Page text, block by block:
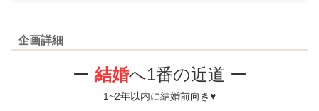
企画詳細
ー 結婚へ1番の近道 ー
1~2年以内に結婚前向き♥